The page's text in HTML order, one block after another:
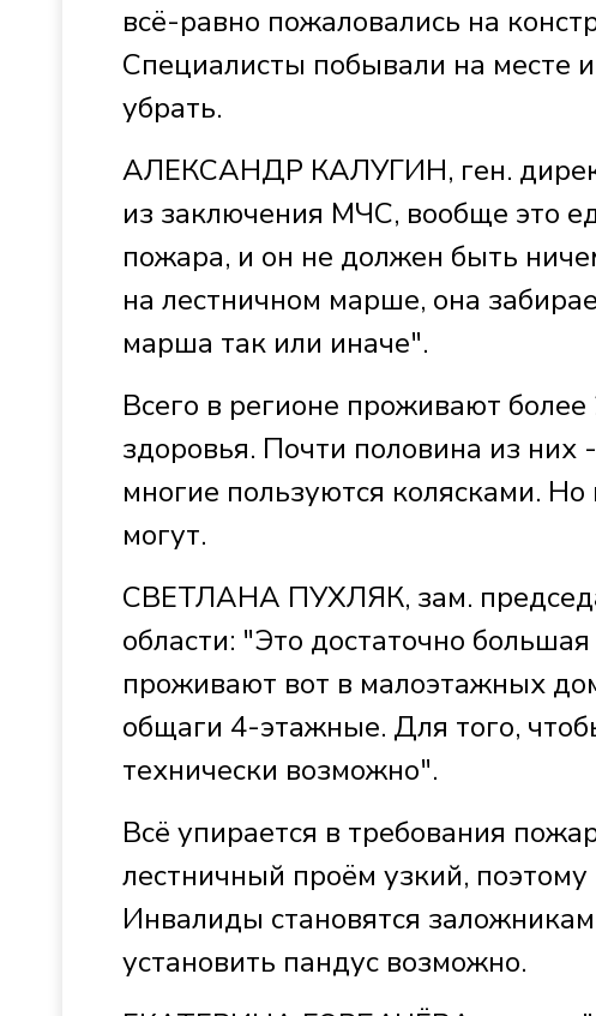
всё-равно пожаловались на
Специалисты побывали на месте
убрать.
АЛЕКСАНДР КАЛУГИН, ген.
из заключения МЧС, вообще это
пожара, и он не должен быть
на лестничном марше, она
марша так или иначе".
Всего в регионе проживают
здоровья. Почти половина из
многие пользуются колясками.
могут.
СВЕТЛАНА ПУХЛЯК, зам.
области: "Это достаточно
проживают вот в малоэтажных
общаги 4-этажные. Для того,
технически возможно".
Всё упирается в требования
лестничный проём узкий,
Инвалиды становятся
установить пандус возможно.